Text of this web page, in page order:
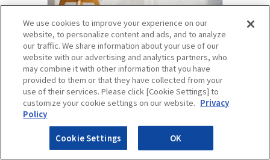
誰でもわかる「セキュアMX」で実現する統合メ
ールセキュリティ対策
ホワイトペーパー
We use cookies to improve your experience on our
website, to personalize content and ads, and to analyze
our traffic. We share information about your use of our
website with our advertising and analytics partners, who
may combine it with other information that you have
provided to them or that they have collected from your
use of their services. Please click [Cookie Settings] to
customize your cookie settings on our website. Privacy
Policy
Cookie Settings OK